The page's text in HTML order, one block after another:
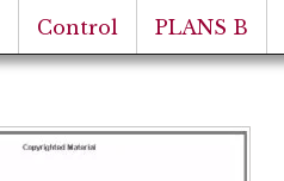
Control PLANS B